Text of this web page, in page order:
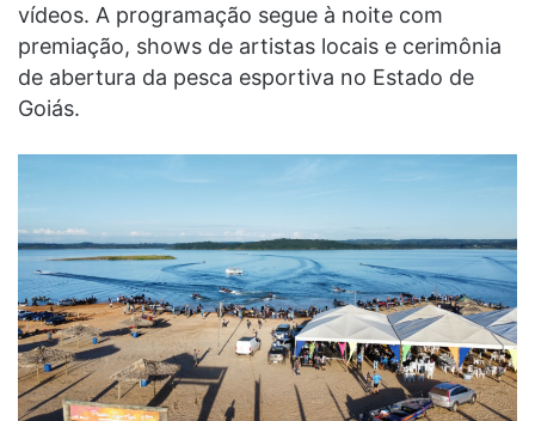
vídeos. A programação segue à noite com
premiação, shows de artistas locais e cerimônia
de abertura da pesca esportiva no Estado de
Goiás.